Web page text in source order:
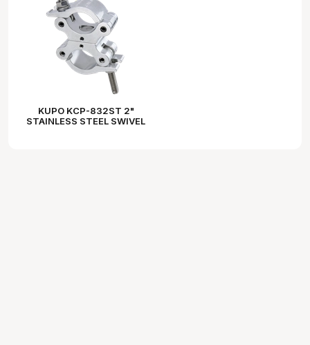
KUPO KCP-832ST 2"
STAINLESS STEEL SWIVEL